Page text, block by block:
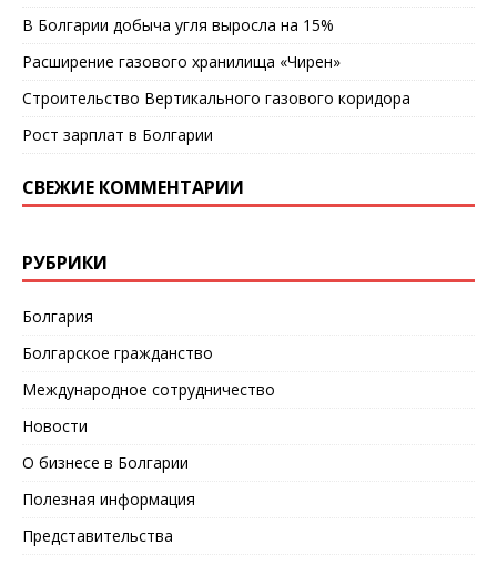
В Болгарии добыча угля выросла на 15%
Расширение газового хранилища «Чирен»
Строительство Вертикального газового коридора
Рост зарплат в Болгарии
СВЕЖИЕ КОММЕНТАРИИ
РУБРИКИ
Болгария
Болгарское гражданство
Международное сотрудничество
Новости
О бизнесе в Болгарии
Полезная информация
Представительства